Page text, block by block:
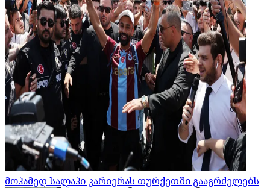
მოჰამედ სალაჰი კარიერას თურქეთში გააგრძელებს